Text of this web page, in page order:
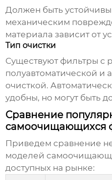
Должен быть
механическим
материала зависит от
Тип очистки
Существуют фильтры с
полуавтоматической и
очисткой.
удобны, но могут быть
Сравнение
самоочищающихся
Приведем сравнение
моделей
доступных на рынке: